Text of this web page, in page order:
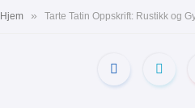
Hjem »